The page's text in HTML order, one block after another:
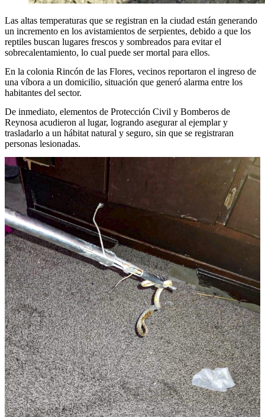
Las altas temperaturas que se registran en la ciudad están generando
un incremento en los avistamientos de serpientes, debido a que los
reptiles buscan lugares frescos y sombreados para evitar el
sobrecalentamiento, lo cual puede ser mortal para ellos.
En la colonia Rincón de las Flores, vecinos reportaron el ingreso de
una víbora a un domicilio, situación que generó alarma entre los
habitantes del sector.
De inmediato, elementos de Protección Civil y Bomberos de
Reynosa acudieron al lugar, logrando asegurar al ejemplar y
trasladarlo a un hábitat natural y seguro, sin que se registraran
personas lesionadas.